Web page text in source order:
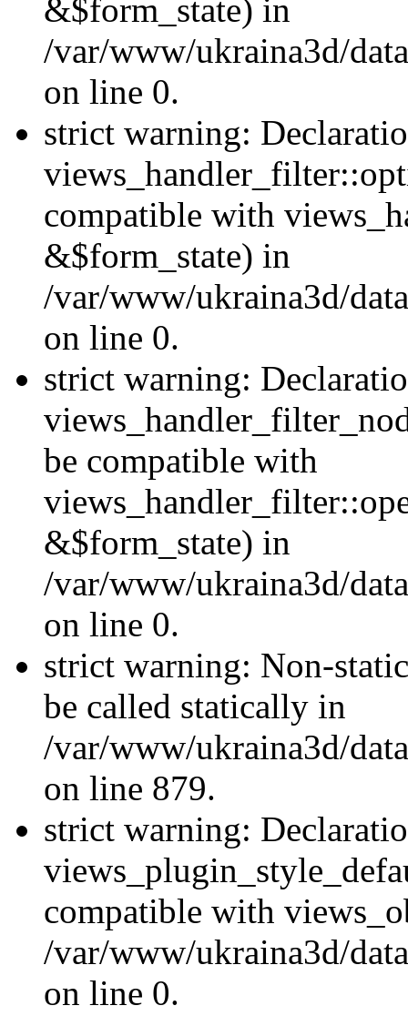
&$form_state) in
/var/www/ukraina3d/
on line 0.
strict warning:
compatible with
&$form_state) in
/var/www/ukraina3d/
on line 0.
strict warning:
be compatible with
&$form_state) in
/var/www/ukraina3d/
on line 0.
strict warning: Non-
be called statically in
/var/www/ukraina3d/
on line 879.
strict warning:
compatible with
/var/www/ukraina3d/
on line 0.